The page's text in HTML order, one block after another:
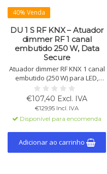
40% Venda
DU 1 S RF KNX – Atuador
dimmer RF 1 canal
embutido 250 W, Data
Secure
Atuador dimmer RF KNX 1 canal
embutido (250 W) para LED,
halogéneo, incandescente e
transformadores. Detecção de
carga, 2 entradas binárias.
€107,40 Excl. IVA
€129,95 Incl. IVA
Disponível para encomenda
Adicionar ao carrinho